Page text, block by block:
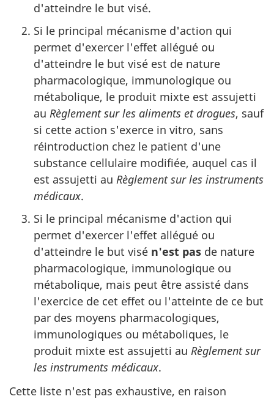
d'atteindre le but visé.
Si le principal mécanisme d'action qui
permet d'exercer l'effet allégué ou
d'atteindre le but visé est de nature
pharmacologique, immunologique ou
métabolique, le produit mixte est assujetti
au Règlement sur les aliments et drogues, sauf
si cette action s'exerce in vitro, sans
réintroduction chez le patient d'une
substance cellulaire modifiée, auquel cas il
est assujetti au Règlement sur les instruments
médicaux.
Si le principal mécanisme d'action qui
permet d'exercer l'effet allégué ou
d'atteindre le but visé n'est pas de nature
pharmacologique, immunologique ou
métabolique, mais peut être assisté dans
l'exercice de cet effet ou l'atteinte de ce but
par des moyens pharmacologiques,
immunologiques ou métaboliques, le
produit mixte est assujetti au Règlement sur
les instruments médicaux.
Cette liste n'est pas exhaustive, en raison